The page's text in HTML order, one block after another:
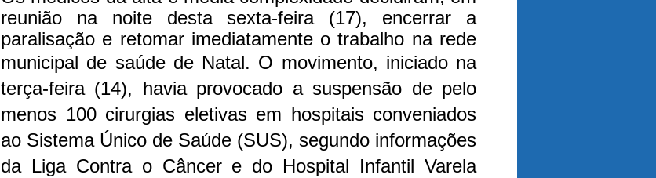
reunião na noite desta sexta-feira (17), encerrar a
paralisação e retomar imediatamente o trabalho na rede
municipal de saúde de Natal. O movimento, iniciado na
terça-feira (14), havia provocado a suspensão de pelo
menos 100 cirurgias eletivas em hospitais conveniados
ao Sistema Único de Saúde (SUS), segundo informações
da Liga Contra o Câncer e do Hospital Infantil Varela